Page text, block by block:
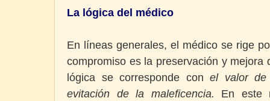
La lógica del médico
En líneas generales, el médico se rige
compromiso es la preservación y mejora
lógica se corresponde conel valor de
evitación de la maleficencia. En este